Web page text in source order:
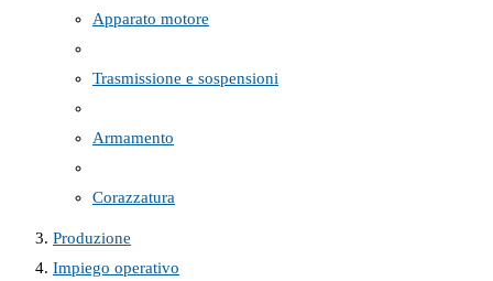
Apparato motore
Trasmissione e sospensioni
Armamento
Corazzatura
Produzione
Impiego operativo